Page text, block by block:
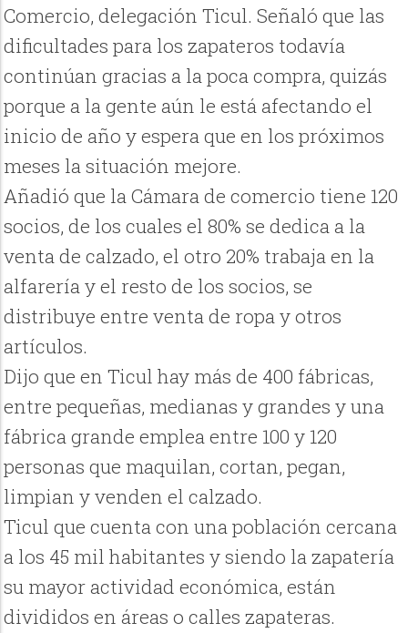
Comercio, delegación Ticul. Señaló que las
dificultades para los zapateros todavía
continúan gracias a la poca compra, quizás
porque a la gente aún le está afectando el
inicio de año y espera que en los próximos
meses la situación mejore.
Añadió que la Cámara de comercio tiene 120
socios, de los cuales el 80% se dedica a la
venta de calzado, el otro 20% trabaja en la
alfarería y el resto de los socios, se
distribuye entre venta de ropa y otros
artículos.
Dijo que en Ticul hay más de 400 fábricas,
entre pequeñas, medianas y grandes y una
fábrica grande emplea entre 100 y 120
personas que maquilan, cortan, pegan,
limpian y venden el calzado.
Ticul que cuenta con una población cercana
a los 45 mil habitantes y siendo la zapatería
su mayor actividad económica, están
divididos en áreas o calles zapateras.